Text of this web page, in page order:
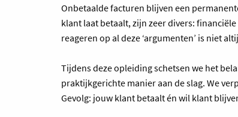
Onbetaalde facturen blijven een
klant laat betaalt, zijn zeer divers:
reageren op al deze ‘argumenten’ is niet
Tijdens deze opleiding schetsen we het
praktijkgerichte manier aan de slag. We
Gevolg: jouw klant betaalt én wil klant